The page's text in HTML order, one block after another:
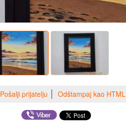
Pošalji prijatelju Odštampaj kao HTML